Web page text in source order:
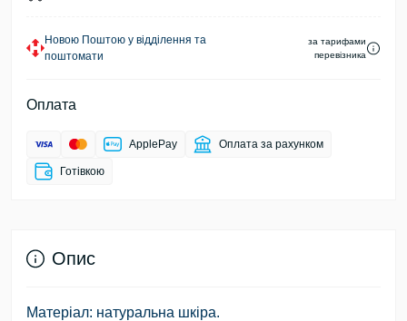
Новою Поштою у відділення та
поштомати
за тарифами
перевізника
Оплата
ApplePay Оплата за рахунком
Готівкою
Опис
Матеріал: натуральна шкіра.